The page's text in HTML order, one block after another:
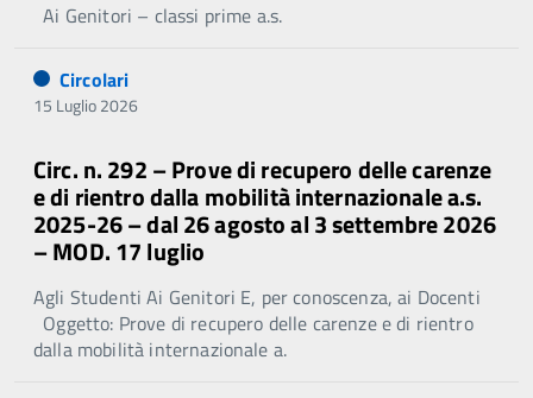
Ai Genitori – classi prime a.s.
Circolari
15 Luglio 2026
Circ. n. 292 – Prove di recupero delle carenze
e di rientro dalla mobilità internazionale a.s.
2025-26 – dal 26 agosto al 3 settembre 2026
– MOD. 17 luglio
Agli Studenti Ai Genitori E, per conoscenza, ai Docenti
Oggetto: Prove di recupero delle carenze e di rientro
dalla mobilità internazionale a.